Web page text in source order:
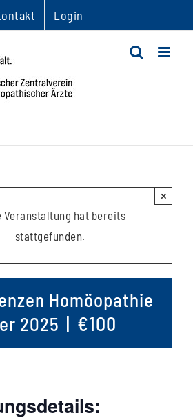
Login
Veranstaltung hat bereits
stattgefunden.
×
Homöopathie
2025 | €100